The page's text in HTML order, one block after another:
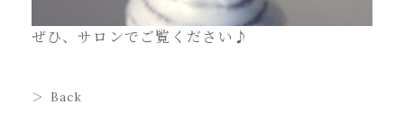
ぜひ、サロンでご覧ください♪
Back